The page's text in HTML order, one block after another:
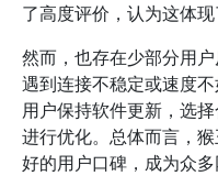
了高度评价，认为这体现
然而，也存在少部分用
遇到连接不稳定或速度
用户保持软件更新，选
进行优化。总体而言，
好的用户口碑，成为众